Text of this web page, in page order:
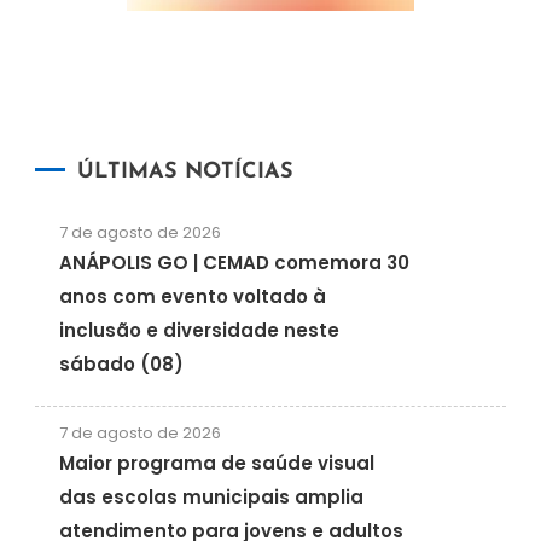
ÚLTIMAS NOTÍCIAS
7 de agosto de 2026
ANÁPOLIS GO | CEMAD comemora 30
anos com evento voltado à
inclusão e diversidade neste
sábado (08)
7 de agosto de 2026
Maior programa de saúde visual
das escolas municipais amplia
atendimento para jovens e adultos